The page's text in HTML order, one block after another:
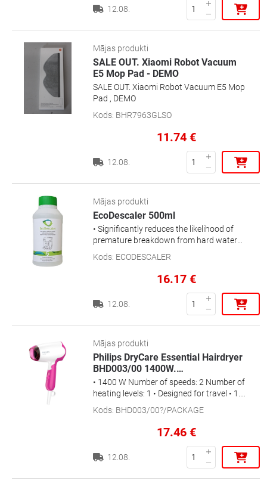
12.08.
Mājas produkti
SALE OUT. Xiaomi Robot Vacuum
E5 Mop Pad - DEMO
SALE OUT. Xiaomi Robot Vacuum E5 Mop
Pad , DEMO
Kods: BHR7963GLSO
11.74 €
12.08.
Mājas produkti
EcoDescaler 500ml
• Significantly reduces the likelihood of
premature breakdown from hard water
scale build-up, increases the energy
efficiency, and improves the coffee flavor •
Made with 100% lactic acid
Kods: ECODESCALER
16.17 €
12.08.
Mājas produkti
Philips DryCare Essential Hairdryer
BHD003/00 1400W.…
• 1400 W Number of speeds: 2 Number of
heating levels: 1 • Designed for travel • 1.8
m • Pink, White
Kods: BHD003/00?/PACKAGE
17.46 €
12.08.